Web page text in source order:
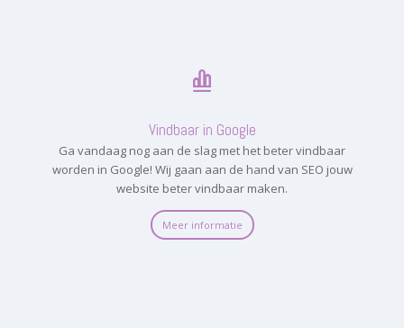
Vindbaar in Google
Ga vandaag nog aan de slag met het beter vindbaar
worden in Google! Wij gaan aan de hand van SEO jouw
website beter vindbaar maken.
Meer informatie